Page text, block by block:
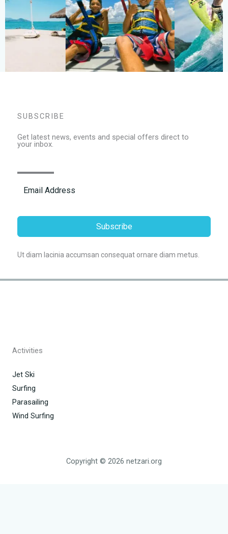
SUBSCRIBE
Get latest news, events and special offers direct to
your inbox.
Subscribe
Ut diam lacinia accumsan consequat ornare diam metus.
Activities
Jet Ski
Surfing
Parasailing
Wind Surfing
Copyright © 2026 netzari.org